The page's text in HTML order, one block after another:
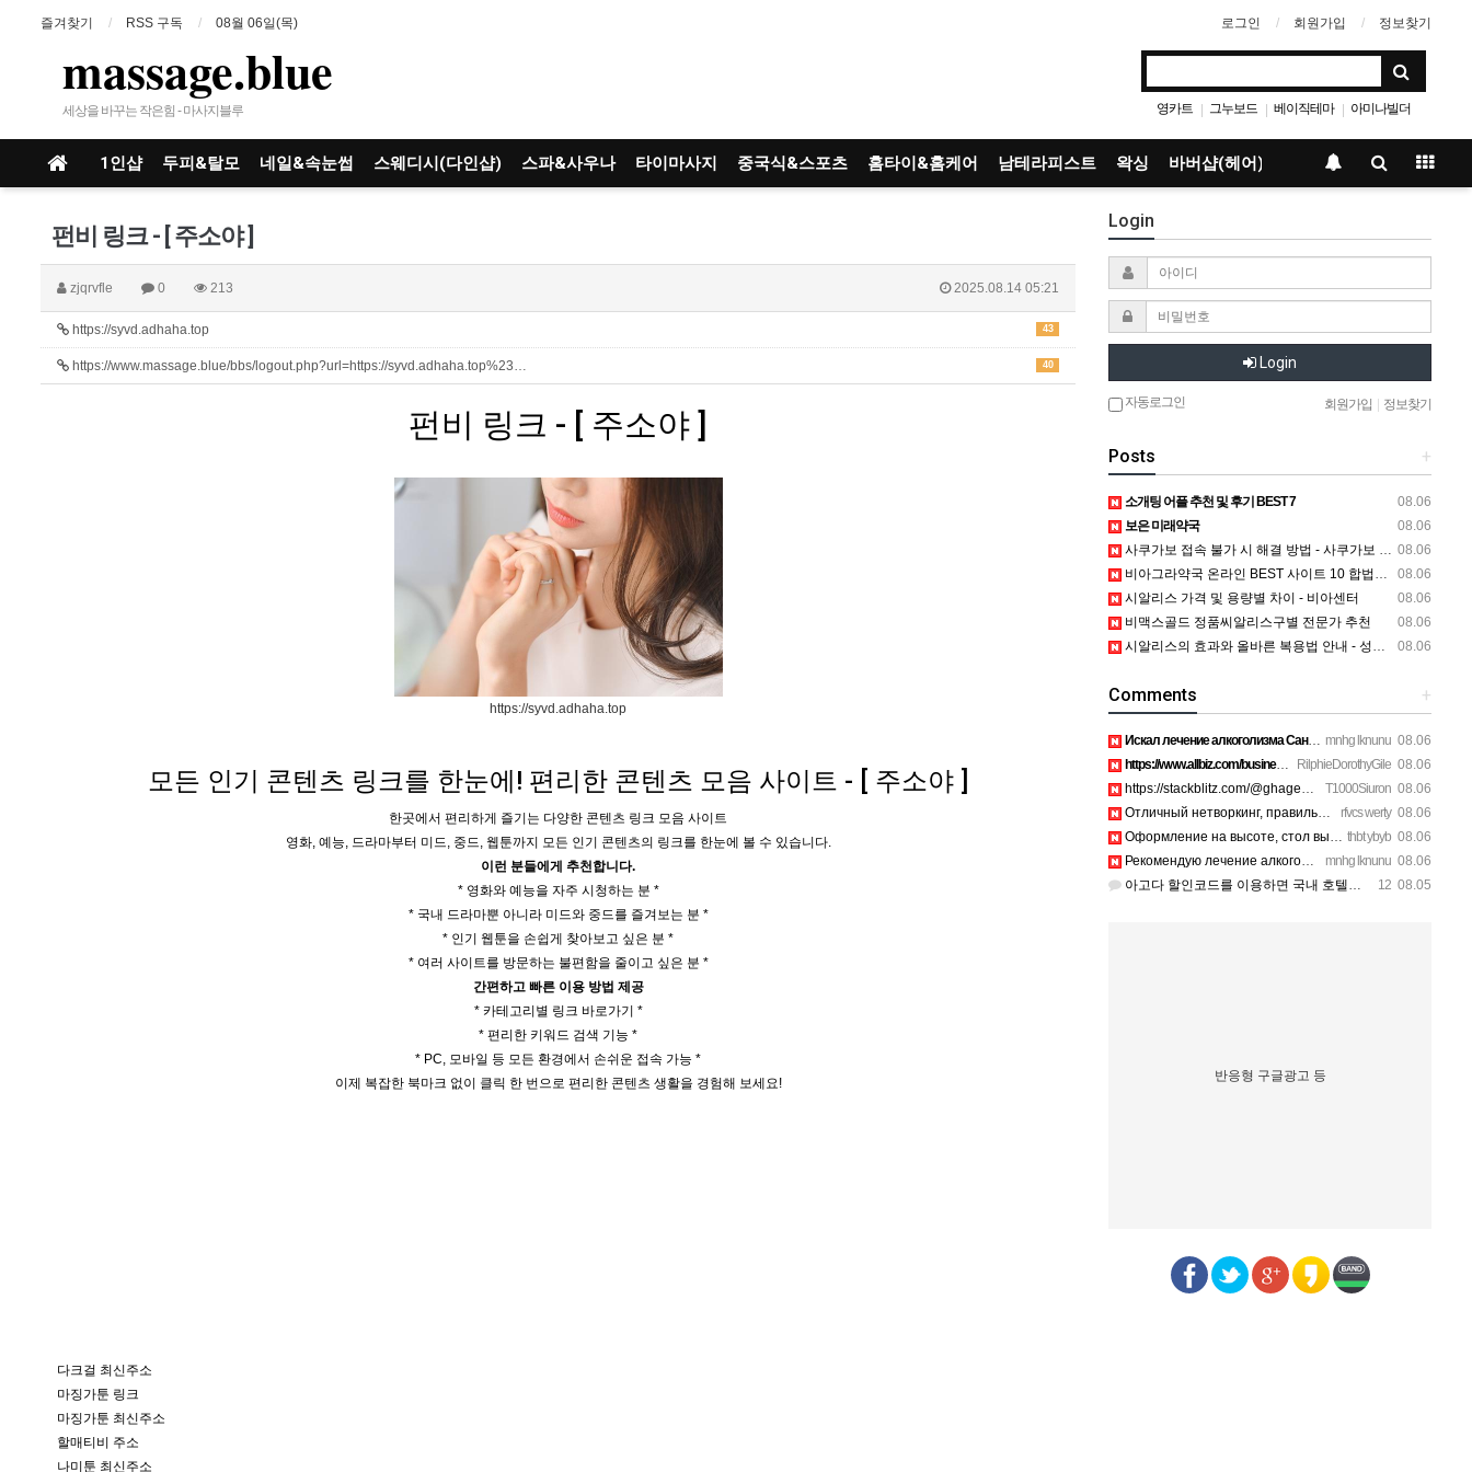
즐겨찾기 RSS 구독 08월 06일(목) 로그인 회원가입 정보찾기
massage.blue
세상을 바꾸는 작은힘 - 마사지블루 영카트 | 그누보드 | 베이직테마 | 아미나빌더
1인샵 두피&탈모 네일&속눈썹 스웨디시(다인샵) 스파&사우나 타이마사지 중국식&스포츠 홈타이&홈케어 남테라피스트 왁싱 바버샵(헤어)
펀비 링크 - [ 주소야 ]
zjqrvfle 0 213 2025.08.14 05:21
43
https://syvd.adhaha.top
40
https://www.massage.blue/bbs/logout.php?url=https://syvd.adhaha.top%23…
펀비 링크 - [ 주소야 ]
https://syvd.adhaha.top
모든 인기 콘텐츠 링크를 한눈에! 편리한 콘텐츠 모음 사이트 - [ 주소야 ]
한곳에서 편리하게 즐기는 다양한 콘텐츠 링크 모음 사이트
영화, 예능, 드라마부터 미드, 중드, 웹툰까지 모든 인기 콘텐츠의 링크를 한눈에 볼 수 있습니다.
이런 분들에게 추천합니다.
* 영화와 예능을 자주 시청하는 분 *
* 국내 드라마뿐 아니라 미드와 중드를 즐겨보는 분 *
* 인기 웹툰을 손쉽게 찾아보고 싶은 분 *
* 여러 사이트를 방문하는 불편함을 줄이고 싶은 분 *
간편하고 빠른 이용 방법 제공
* 카테고리별 링크 바로가기 *
* 편리한 키워드 검색 기능 *
* PC, 모바일 등 모든 환경에서 손쉬운 접속 가능 *
이제 복잡한 북마크 없이 클릭 한 번으로 편리한 콘텐츠 생활을 경험해 보세요!
다크걸 최신주소
마징가툰 링크
마징가툰 최신주소
할매티비 주소
나미툰 최신주소
Login
Login
자동로그인 회원가입 정보찾기
+
Posts
08.06
소개팅 어플 추천 및 후기 BEST 7
08.06
보은 미래약국
08.06
사쿠가보 접속 불가 시 해결 방법 - 사쿠가보 새로운 주소 찾기 - 사쿠가보 새로운 도메인 정보 - tkznrkqh
08.06
비아그라약국 온라인 BEST 사이트 10 합법사이트 공개 - 성인약국
08.06
시알리스 가격 및 용량별 차이 - 비아센터
08.06
비맥스골드 정품씨알리스구별 전문가 추천
08.06
시알리스의 효과와 올바른 복용법 안내 - 성인약국
+
Comments
mnhg lknunu 08.06
Искал лечение алкоголизма Санкт-Петербург для друга, врачи с…
RilphieDorothyGile 08.06
https://www.allbiz.com/business/mcafee-inc_172c https://stac…
T1000Siuron 08.06
https://stackblitz.com/@ghagenes74/collections/l-888-754-6oo…
rfvcs werty 08.06
Отличный нетворкинг, правильный клуб бизнесменов для серьезн…
thbt ybyb 08.06
Оформление на высоте, стол выглядел как в дорогом ресторане.…
mnhg lknunu 08.06
Рекомендую лечение алкоголизма Санкт-Петербург с упором на п…
12 08.05
아고다 할인코드를 이용하면 국내 호텔과 해외 숙소를 예약할 때 숙박비를 더욱 알뜰하게 줄일 수 있습니다. 현…
반응형 구글광고 등